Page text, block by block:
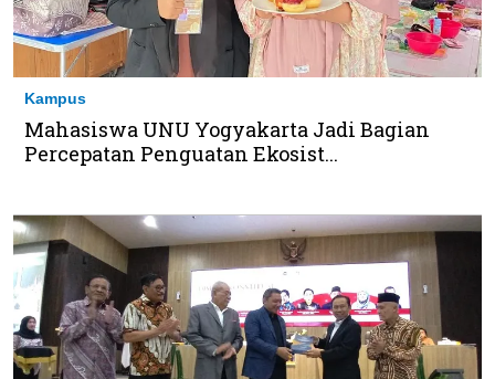
Kampus
Mahasiswa UNU Yogyakarta Jadi Bagian
Percepatan Penguatan Ekosist...